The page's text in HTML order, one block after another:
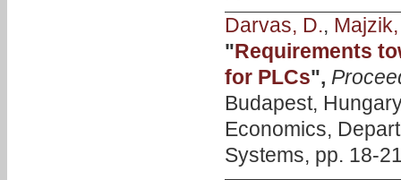
Darvas, D.,
"Requirements
for PLCs",
Budapest,
Economics,
Systems, pp. 18-